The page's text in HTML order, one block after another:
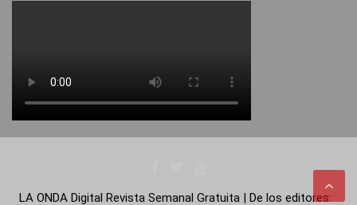
LA ONDA Digital Revista Semanal Gratuita | De los editores: